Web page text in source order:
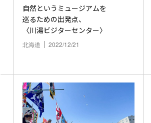
自然というミュージアムを
巡るための出発点、
〈川湯ビジターセンター〉
北海道 2022/12/21